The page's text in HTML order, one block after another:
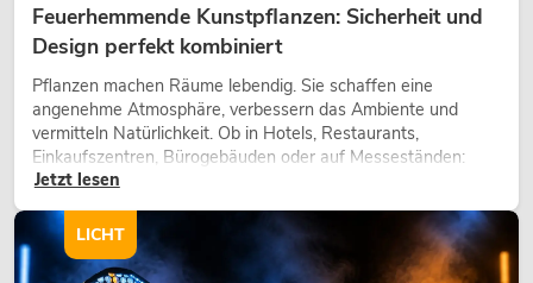
EUROLITE Set 5x LED SLS-7 QCL +
Case
No. 20000223 Artikel nicht mehr verfügbar
Feuerhemmende Kunstpflanzen: Sicherheit und
Design perfekt kombiniert
Pflanzen machen Räume lebendig. Sie schaffen eine
angenehme Atmosphäre, verbessern das Ambiente und
vermitteln Natürlichkeit. Ob in Hotels, Restaurants,
Einkaufszentren, Bürogebäuden oder auf Messeständen:
eine hochwertige Begrünung gehört heute längst zum
Jetzt lesen
LICHT